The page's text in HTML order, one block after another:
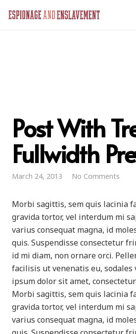
Post With
Fullwidth
March 24, 2013 No Comments
Morbi sagittis, sem quis lacinia
gravida tortor, vel interdum mi
varius consequat magna, id
quis. Suspendisse consectetur
id mi diam, non ornare orci.
facilisis ut venenatis eu, sodales
ipsum dolor sit amet,
Morbi sagittis, sem quis lacinia
gravida tortor, vel interdum mi
varius consequat magna, id